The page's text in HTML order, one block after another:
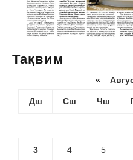
Тақвим
«
Дш Сш Чш
3 4 5